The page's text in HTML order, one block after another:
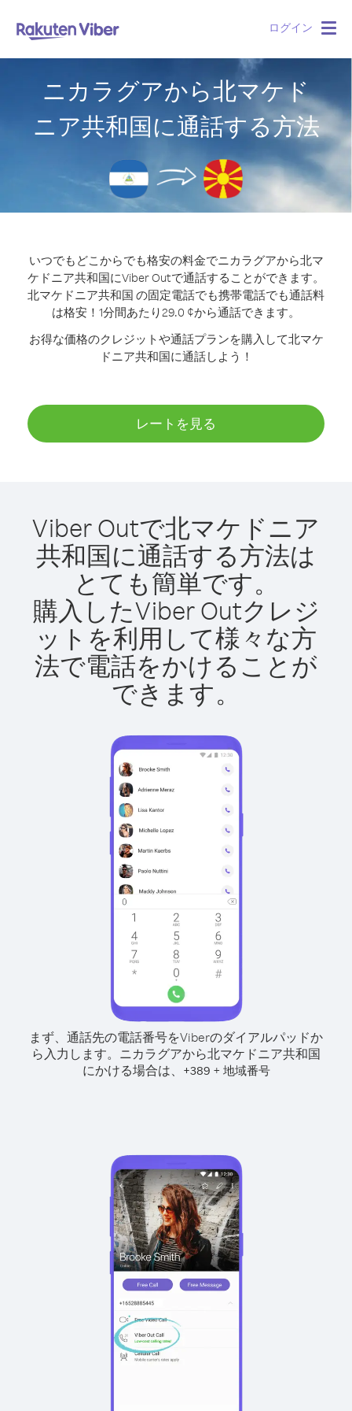
ログイン
ニカラグアから北マケド
ニア共和国に通話する方法
いつでもどこからでも格安の料金でニカラグアから北マ
ケドニア共和国にViber Outで通話することができます。
北マケドニア共和国 の固定電話でも携帯電話でも通話料
は格安！1分間あたり29.0 ¢から通話できます。
お得な価格のクレジットや通話プランを購入して北マケ
ドニア共和国に通話しよう！
レートを見る
Viber Outで北マケドニア
共和国に通話する方法は
とても簡単です。
購入したViber Outクレジ
ットを利用して様々な方
法で電話をかけることが
できます。
まず、通話先の電話番号をViberのダイアルパッドか
ら入力します。 ニカラグアから北マケドニア共和国
にかける場合は、
+389 + 地域番号